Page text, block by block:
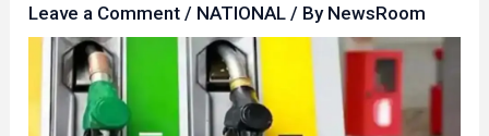
Leave a Comment / NATIONAL / By NewsRoom